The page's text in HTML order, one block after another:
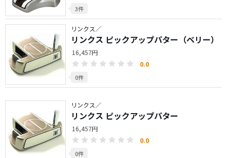
3件
リンクス／
リンクス ピックアップパター（ベリー）
16,457円
0.0
0件
リンクス／
リンクス ピックアップパター
16,457円
0.0
0件